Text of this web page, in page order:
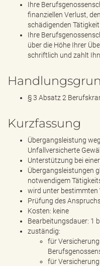
Ihre
finanziellen Verlust,
schädigenden Tätigkeit
Ihre
über die Höhe Ihrer
schriftlich und zahlt
§ 3 Absatz 2
Kurzfassung
Übergangsleistung
Unfallversicherte
Unterstützung bei
Übergangsleistungen
notwendigem
wird unter
Prüfung des
Kosten: keine
Bearbeitungsdauer: 1
zuständig:
für
für